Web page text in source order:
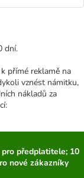
dní.
přímé reklamě na
vznést námitku,
nákladů za
předplatitele; 10
nové zákazníky